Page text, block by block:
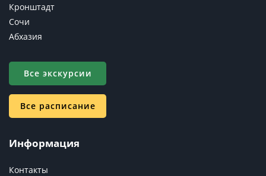
Кронштадт
Сочи
Абхазия
Все экскурсии
Все расписание
Информация
Контакты